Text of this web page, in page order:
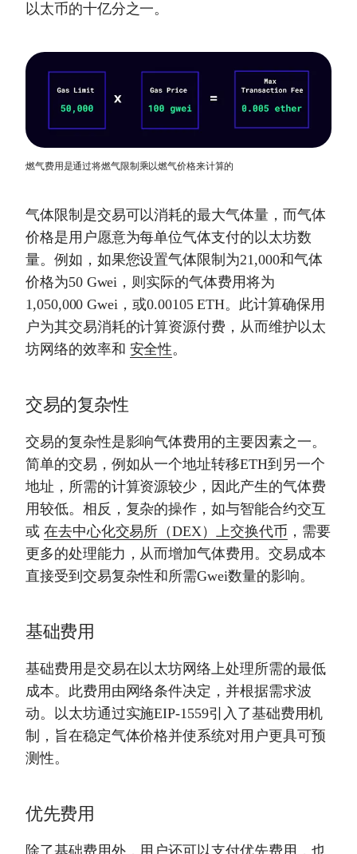
以太币的十亿分之一。
燃气费用是通过将燃气限制乘以燃气价格来计算的
气体限制是交易可以消耗的最大气体量，而气体
价格是用户愿意为每单位气体支付的以太坊数
量。例如，如果您设置气体限制为21,000和气体
价格为50 Gwei，则实际的气体费用将为
1,050,000 Gwei，或0.00105 ETH。此计算确保用
户为其交易消耗的计算资源付费，从而维护以太
坊网络的效率和 安全性。
交易的复杂性
交易的复杂性是影响气体费用的主要因素之一。
简单的交易，例如从一个地址转移ETH到另一个
地址，所需的计算资源较少，因此产生的气体费
用较低。相反，复杂的操作，如与智能合约交互
或 在去中心化交易所（DEX）上交换代币 ，需要
更多的处理能力，从而增加气体费用。交易成本
直接受到交易复杂性和所需Gwei数量的影响。
基础费用
基础费用是交易在以太坊网络上处理所需的最低
成本。此费用由网络条件决定，并根据需求波
动。以太坊通过实施EIP-1559引入了基础费用机
制，旨在稳定气体价格并使系统对用户更具可预
测性。
优先费用